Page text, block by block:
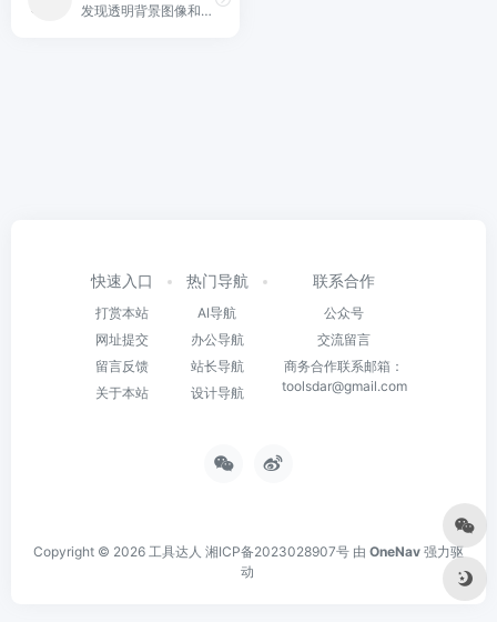
发现透明背景图像和插图。最佳品质，免费无限下载。
快速入口
打赏本站
网址提交
留言反馈
关于本站
热门导航
AI导航
办公导航
站长导航
设计导航
联系合作
公众号
交流留言
商务合作联系邮箱：
toolsdar@gmail.com
Copyright © 2026 工具达人 湘ICP备2023028907号 由 OneNav 强力驱
动